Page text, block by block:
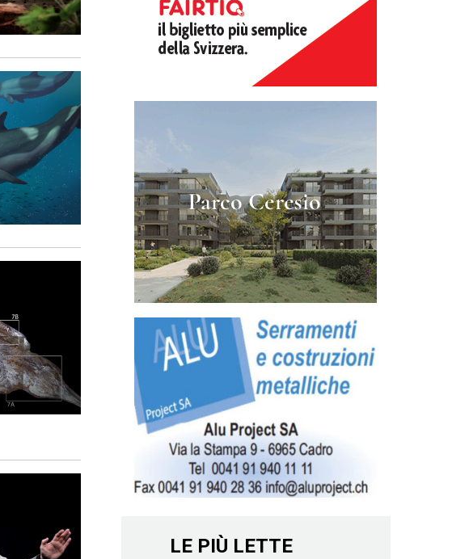
LE PIÙ LETTE